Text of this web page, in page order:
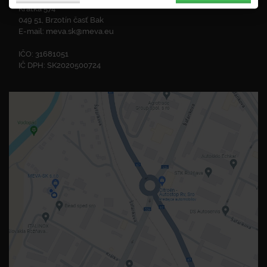
Krátka 574
049 51, Brzotín časť Bak
E-mail: meva.sk@meva.eu
IČO: 31681051
IČ DPH: SK2020500724